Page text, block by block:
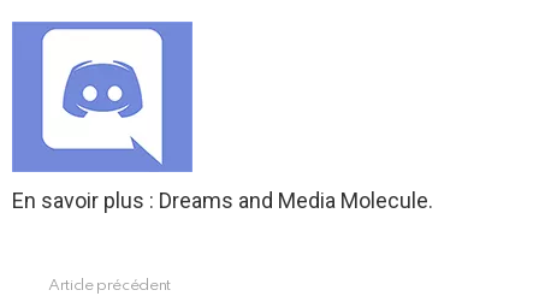
En savoir plus : Dreams and Media Molecule.
Article précédent